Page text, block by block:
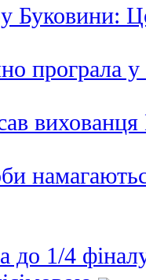
Буковини:
програла
до 1/4